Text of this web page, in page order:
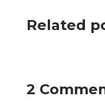
Related
2